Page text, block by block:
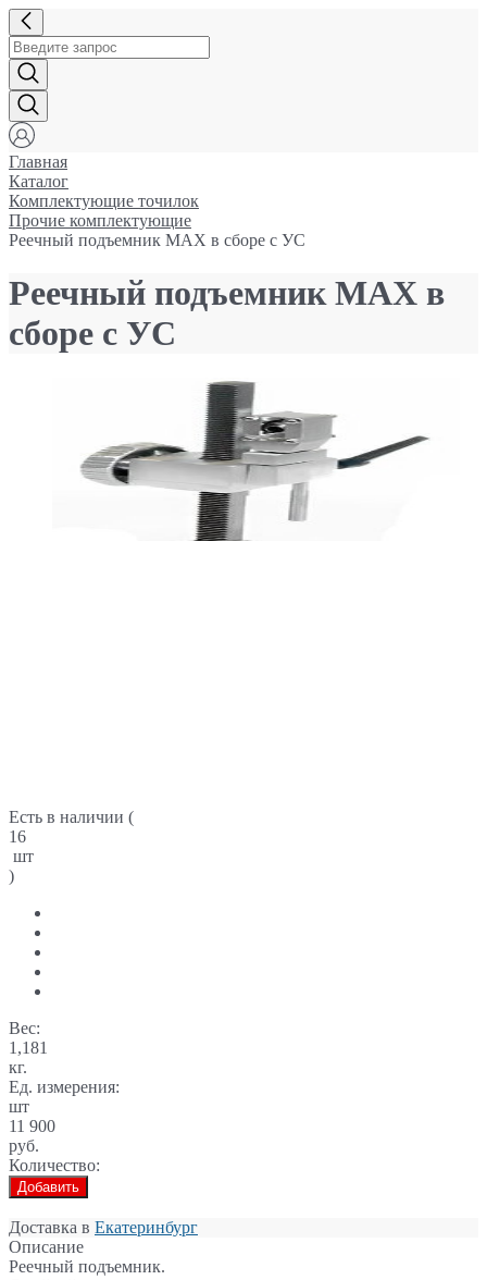
Главная
Каталог
Комплектующие точилок
Прочие комплектующие
Реечный подъемник MAX в сборе с УС
Реечный подъемник MAX в
сборе с УС
Есть в наличии (
16
шт
)
Вес:
1,181
кг.
Ед. измерения:
шт
11 900
руб.
Количество:
Добавить
Доставка в Екатеринбург
Описание
Реечный подъемник.